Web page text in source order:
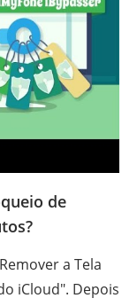
de
a Tela
iCloud". Depois